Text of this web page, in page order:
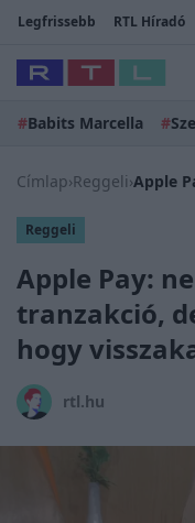
Legfrissebb RTL Híradó
#Babits Marcella #
Címlap›Reggeli›
Reggeli
Apple Pay:
tranzakció,
hogy
rtl.hu